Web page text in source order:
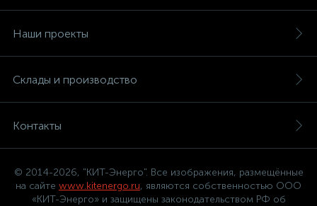
Наши проекты
Склады и производство
Контакты
© 2014-2026, "КИТ-Энерго". Все изображения, размещённые
на сайте www.kitenergo.ru, являются собственностью ООО
«КИТ-Энерго» и защищены законодательством РФ об